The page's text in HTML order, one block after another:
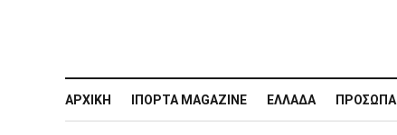
ΑΡΧΙΚΉ IΠΌΡΤΑ MAGAZINE ΕΛΛΆΔΑ ΠΡΌΣΩΠΑ